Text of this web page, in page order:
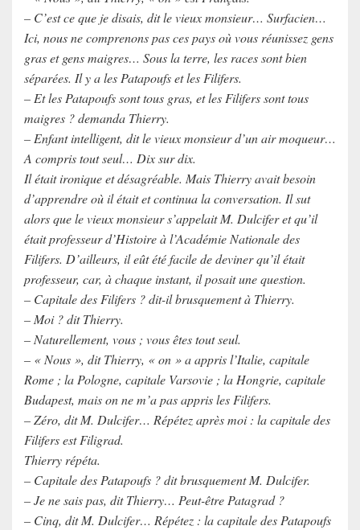
– C’est ce que je disais, dit le vieux monsieur… Surfacien…
Ici, nous ne comprenons pas ces pays où vous réunissez gens
gras et gens maigres… Sous la terre, les races sont bien
séparées. Il y a les Patapoufs et les Filifers.
– Et les Patapoufs sont tous gras, et les Filifers sont tous
maigres ? demanda Thierry.
– Enfant intelligent, dit le vieux monsieur d’un air moqueur…
A compris tout seul… Dix sur dix.
Il était ironique et désagréable. Mais Thierry avait besoin
d’apprendre où il était et continua la conversation. Il sut
alors que le vieux monsieur s’appelait M. Dulcifer et qu’il
était professeur d’Histoire à l’Académie Nationale des
Filifers. D’ailleurs, il eût été facile de deviner qu’il était
professeur, car, à chaque instant, il posait une question.
– Capitale des Filifers ? dit-il brusquement à Thierry.
– Moi ? dit Thierry.
– Naturellement, vous ; vous êtes tout seul.
– « Nous », dit Thierry, « on » a appris l’Italie, capitale
Rome ; la Pologne, capitale Varsovie ; la Hongrie, capitale
Budapest, mais on ne m’a pas appris les Filifers.
– Zéro, dit M. Dulcifer… Répétez après moi : la capitale des
Filifers est Filigrad.
Thierry répéta.
– Capitale des Patapoufs ? dit brusquement M. Dulcifer.
– Je ne sais pas, dit Thierry… Peut-être Patagrad ?
– Cinq, dit M. Dulcifer… Répétez : la capitale des Patapoufs